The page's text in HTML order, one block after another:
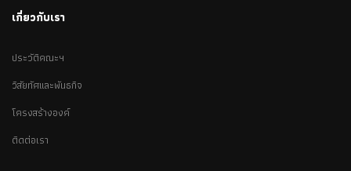
เกี่ยวกับเรา
ประวัติคณะฯ
วิสัยทัศและพันธกิจ
โครงสร้างองค์
ติดต่อเรา